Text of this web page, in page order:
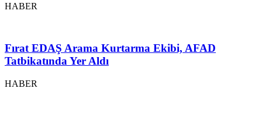
HABER
Fırat EDAŞ Arama Kurtarma Ekibi, AFAD
Tatbikatında Yer Aldı
HABER